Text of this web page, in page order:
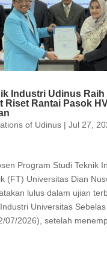
Industri Udinus Raih
Riset Rantai Pasok
of Udinus| Jul 27,
Program Studi Teknik
(FT) Universitas Dian
lulus dalam ujian
Universitas
07/2026), setelah